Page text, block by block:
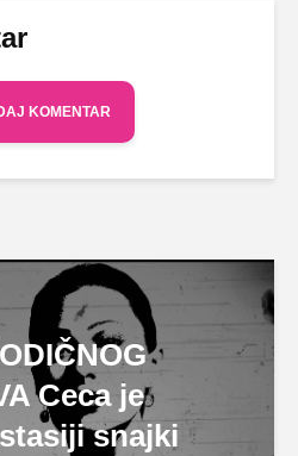
KOMENTAR
Ceca je
snajki